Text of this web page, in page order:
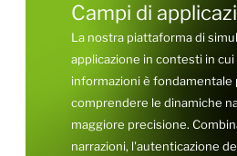
Campi di
La nostra piattaforma di
applicazione in contesti in cui
informazioni è fondamentale
comprendere le dinamiche
maggiore precisione.
narrazioni, l'autenticazione